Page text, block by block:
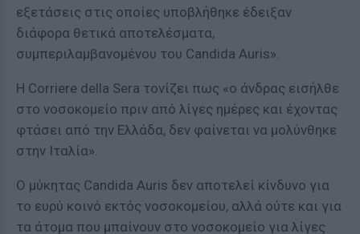
εξετάσεις στις οποίες υποβλήθηκε έδειξαν
διάφορα θετικά αποτελέσματα,
συμπεριλαμβανομένου του Candida Auris».
Η Corriere della Sera τονίζει πως «ο άνδρας εισήλθε
στο νοσοκομείο πριν από λίγες ημέρες και έχοντας
φτάσει από την Ελλάδα, δεν φαίνεται να μολύνθηκε
στην Ιταλία».
Ο μύκητας Candida Auris δεν αποτελεί κίνδυνο για
το ευρύ κοινό εκτός νοσοκομείου, αλλά ούτε και για
τα άτομα που μπαίνουν στο νοσοκομείο για λίγες